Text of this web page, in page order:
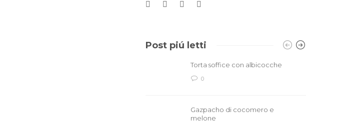
Post piú letti
Torta soffice con albicocche
0
Gazpacho di cocomero e
melone